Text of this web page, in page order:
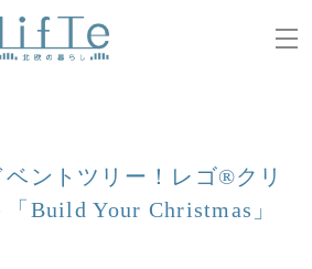
ントツリー！レゴ®クリ
Build Your Christmas」